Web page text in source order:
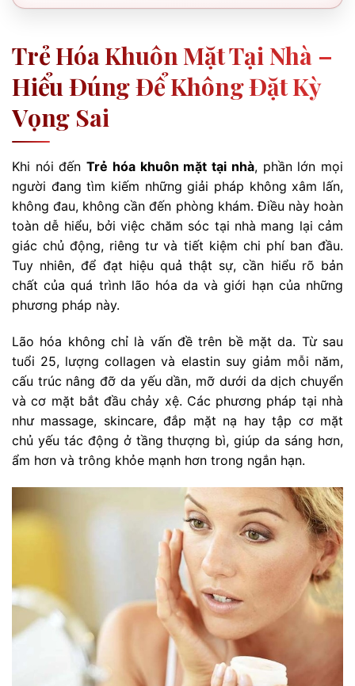
Trẻ Hóa Khuôn Mặt Tại Nhà –
Hiểu Đúng Để Không Đặt Kỳ
Vọng Sai
Khi nói đếnTrẻ hóa khuôn mặt tại nhà, phần lớn mọi
người đang tìm kiếm những giải pháp không xâm lấn,
không đau, không cần đến phòng khám. Điều này hoàn
toàn dễ hiểu, bởi việc chăm sóc tại nhà mang lại cảm
giác chủ động, riêng tư và tiết kiệm chi phí ban đầu.
Tuy nhiên, để đạt hiệu quả thật sự, cần hiểu rõ bản
chất của quá trình lão hóa da và giới hạn của những
phương pháp này.
Lão hóa không chỉ là vấn đề trên bề mặt da. Từ sau
tuổi 25, lượng collagen và elastin suy giảm mỗi năm,
cấu trúc nâng đỡ da yếu dần, mỡ dưới da dịch chuyển
và cơ mặt bắt đầu chảy xệ. Các phương pháp tại nhà
như massage, skincare, đắp mặt nạ hay tập cơ mặt
chủ yếu tác động ở tầng thượng bì, giúp da sáng hơn,
ẩm hơn và trông khỏe mạnh hơn trong ngắn hạn.